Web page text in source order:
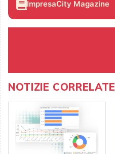
ImpresaCity Magazine
NOTIZIE CORRELATE